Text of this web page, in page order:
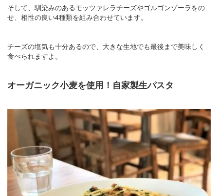
そして、馴染みのあるモッツァレラチーズやゴルゴンゾーラをの
せ、相性の良い4種類を組み合わせています。
チーズの塩気も十分あるので、大きな生地でも最後まで美味しく
食べられますよ。
オーガニック小麦を使用！自家製生パスタ